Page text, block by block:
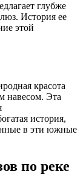
глубже
История ее
этой
красота
навесом. Эта
история,
в эти южные
по реке